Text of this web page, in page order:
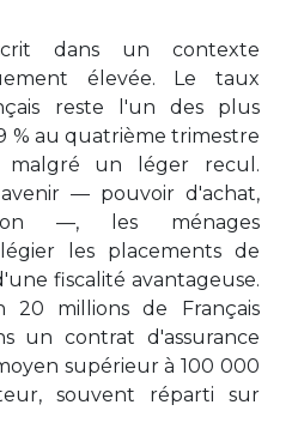
dans un contexte
élevée. Le taux
reste l'un des plus
% au quatrième trimestre
malgré un léger recul.
— pouvoir d'achat,
—, les ménages
les placements de
fiscalité avantageuse.
20 millions de Français
un contrat d'assurance
supérieur à 100 000
souvent réparti sur